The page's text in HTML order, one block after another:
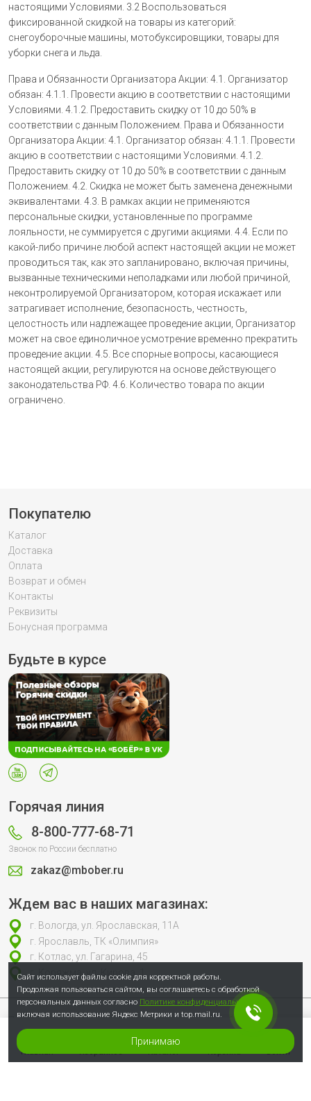
Главная Войти
настоящими Условиями. 3.2 Воспользоваться
фиксированной скидкой на товары из категорий:
снегоуборочные машины, мотобуксировщики, товары для
уборки снега и льда.
Права и Обязанности Организатора Акции: 4.1. Организатор
обязан: 4.1.1. Провести акцию в соответствии с настоящими
Условиями. 4.1.2. Предоставить скидку от 10 до 50% в
соответствии с данным Положением. Права и Обязанности
Организатора Акции: 4.1. Организатор обязан: 4.1.1. Провести
акцию в соответствии с настоящими Условиями. 4.1.2.
Предоставить скидку от 10 до 50% в соответствии с данным
Положением. 4.2. Скидка не может быть заменена денежными
эквивалентами. 4.3. В рамках акции не применяются
персональные скидки, установленные по программе
лояльности, не суммируется с другими акциями. 4.4. Если по
какой-либо причине любой аспект настоящей акции не может
проводиться так, как это запланировано, включая причины,
вызванные техническими неполадками или любой причиной,
неконтролируемой Организатором, которая искажает или
затрагивает исполнение, безопасность, честность,
целостность или надлежащее проведение акции, Организатор
может на свое единоличное усмотрение временно прекратить
проведение акции. 4.5. Все спорные вопросы, касающиеся
настоящей акции, регулируются на основе действующего
законодательства РФ. 4.6. Количество товара по акции
ограничено.
Сайт использует файлы cookie для корректной работы.
Продолжая пользоваться сайтом, вы соглашаетесь с обработкой
персональных данных согласно Политике конфиденциальности
включая использование Яндекс Метрики и top.mail.ru.
Принимаю
Покупателю
Каталог
Доставка
Оплата
Возврат и обмен
Контакты
Реквизиты
Бонусная программа
Будьте в курсе
Горячая линия
8-800-777-68-71
Звонок по России бесплатно
zakaz@mbober.ru
Ждем вас в наших магазинах:
г. Вологда, ул. Ярославская, 11А
г. Ярославль, ТК «Олимпия»
г. Котлас, ул. Гагарина, 45
г. Коряжма, ул. Кирова, 1
Продолжая пользоваться сайтом, вы соглашаетесь с обработкой
персональных данных согласноПолитике конфиденциальности
, включая
использование Яндекс Метрики и top.mail.ru.
© 2007-2026 Сеть специализированных магазинов инструмента «Бобёр»